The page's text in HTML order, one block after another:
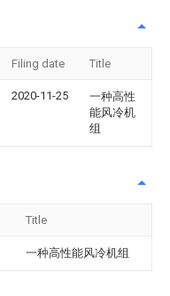
Filing date Title
2020-11-25
一种高性
能风冷机
组
Title
一种高性能风冷机组